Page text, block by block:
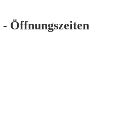
Öffnungszeiten